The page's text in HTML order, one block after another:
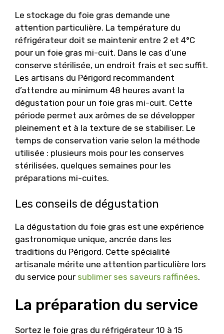
Le stockage du foie gras demande une
attention particulière. La température du
réfrigérateur doit se maintenir entre 2 et 4°C
pour un foie gras mi-cuit. Dans le cas d’une
conserve stérilisée, un endroit frais et sec suffit.
Les artisans du Périgord recommandent
d’attendre au minimum 48 heures avant la
dégustation pour un foie gras mi-cuit. Cette
période permet aux arômes de se développer
pleinement et à la texture de se stabiliser. Le
temps de conservation varie selon la méthode
utilisée : plusieurs mois pour les conserves
stérilisées, quelques semaines pour les
préparations mi-cuites.
Les conseils de dégustation
La dégustation du foie gras est une expérience
gastronomique unique, ancrée dans les
traditions du Périgord. Cette spécialité
artisanale mérite une attention particulière lors
du service pour sublimer ses saveurs raffinées.
La préparation du service
Sortez le foie gras du réfrigérateur 10 à 15